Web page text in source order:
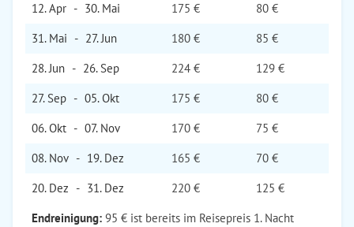
12. Apr - 30. Mai 175 €
80 €
31. Mai - 27. Jun 180 €
85 €
28. Jun - 26. Sep 224 €
129 €
27. Sep - 05. Okt 175 €
80 €
06. Okt - 07. Nov 170 €
75 €
08. Nov - 19. Dez 165 €
70 €
20. Dez - 31. Dez 220 €
125 €
Endreinigung: 95 € ist bereits im Reisepreis 1. Nacht